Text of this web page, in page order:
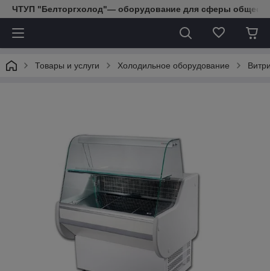
ЧТУП "Белторгхолод"— оборудование для сферы
Товары и услуги Холодильное оборудование